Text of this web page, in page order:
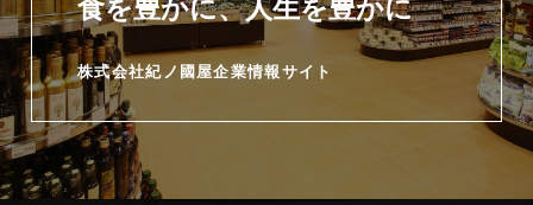
食を豊かに、人生を豊かに
株式会社紀ノ國屋企業情報サイト